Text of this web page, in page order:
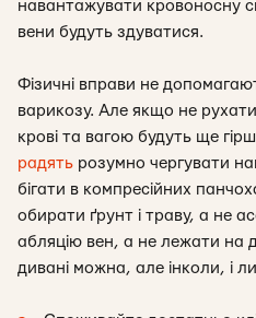
навантажувати кровоносну
вени будуть здуватися.
Фізичні вправи не
варикозу. Але якщо не
крові та вагою будуть ще
радять розумно чергувати
бігати в компресійних
обирати ґрунт і траву, а не
абляцію вен, а не лежати на
дивані можна, але інколи, і